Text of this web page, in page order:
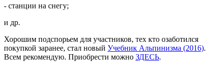
- станции на снегу;
и др.
Хорошим подспорьем для участников, тех кто озаботился
покупкой заранее, стал новый Учебник Альпинизма (2016).
Всем рекомендую. Приобрести можно ЗДЕСЬ.